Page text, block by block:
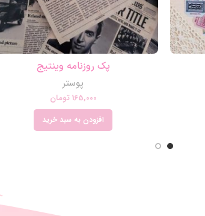
پک روزنامه وینتیج
پوستر
165,000 تومان
افزودن به سبد خرید